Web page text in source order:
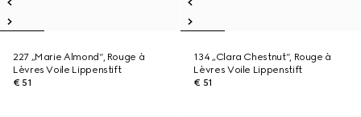
227 „Marie Almond“, Rouge à
Lèvres Voile Lippenstift
€ 51
134 „Clara Chestnut“, Rouge à
Lèvres Voile Lippenstift
€ 51